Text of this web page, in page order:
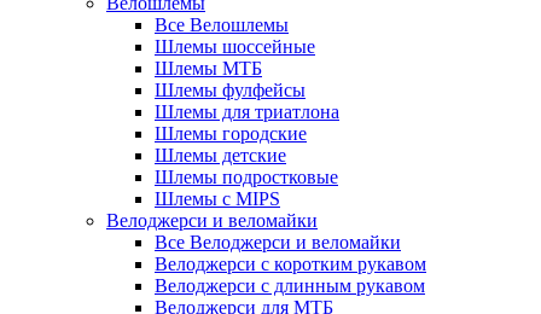
Все Велошлемы
Шлемы шоссейные
Шлемы МТБ
Шлемы фулфейсы
Шлемы для триатлона
Шлемы городские
Шлемы детские
Шлемы подростковые
Шлемы с MIPS
Велоджерси и веломайки
Все Велоджерси и веломайки
Велоджерси с коротким рукавом
Велоджерси с длинным рукавом
Велоджерси для МТБ